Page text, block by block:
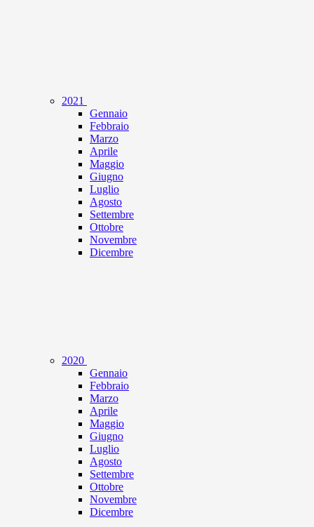
2021
Gennaio
Febbraio
Marzo
Aprile
Maggio
Giugno
Luglio
Agosto
Settembre
Ottobre
Novembre
Dicembre
2020
Gennaio
Febbraio
Marzo
Aprile
Maggio
Giugno
Luglio
Agosto
Settembre
Ottobre
Novembre
Dicembre